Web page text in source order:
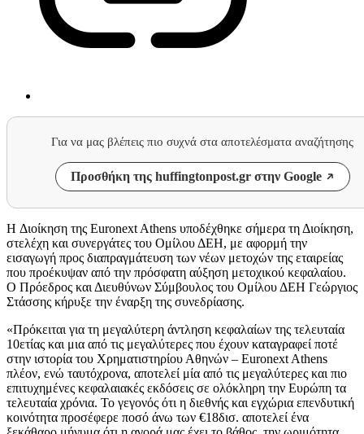
Για να μας βλέπεις πιο συχνά στα αποτελέσματα αναζήτησης
Προσθήκη της huffingtonpost.gr στην Google
H Διοίκηση της Euronext Athens υποδέχθηκε σήμερα τη Διοίκηση,
στελέχη και συνεργάτες του Ομίλου ΔΕΗ, με αφορμή την
εισαγωγή προς διαπραγμάτευση των νέων μετοχών της εταιρείας
που προέκυψαν από την πρόσφατη αύξηση μετοχικού κεφαλαίου.
Ο Πρόεδρος και Διευθύνων Σύμβουλος του Ομίλου ΔΕΗ Γεώργιος
Στάσσης κήρυξε την έναρξη της συνεδρίασης.
«Πρόκειται για τη μεγαλύτερη άντληση κεφαλαίων της τελευταία
10ετίας και μια από τις μεγαλύτερες που έχουν καταγραφεί ποτέ
στην ιστορία του Χρηματιστηρίου Αθηνών – Euronext Athens
πλέον, ενώ ταυτόχρονα, αποτελεί μία από τις μεγαλύτερες και πιο
επιτυχημένες κεφαλαιακές εκδόσεις σε ολόκληρη την Ευρώπη τα
τελευταία χρόνια. Το γεγονός ότι η διεθνής και εγχώρια επενδυτική
κοινότητα προσέφερε ποσό άνω των €18δισ. αποτελεί ένα